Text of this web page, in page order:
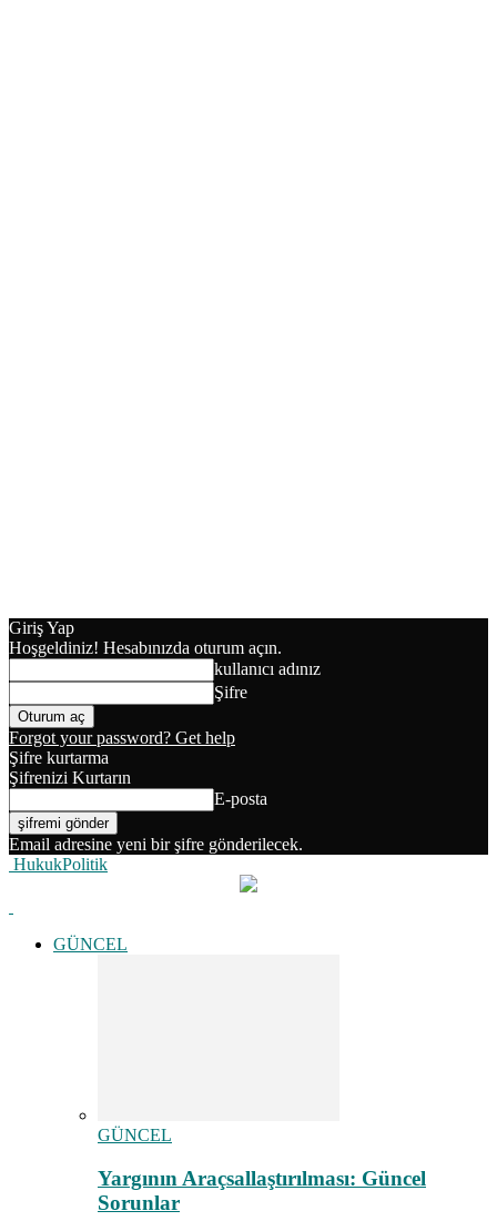
Giriş Yap
Hoşgeldiniz! Hesabınızda oturum açın.
kullanıcı adınız
Şifre
Forgot your password? Get help
Şifre kurtarma
Şifrenizi Kurtarın
E-posta
Email adresine yeni bir şifre gönderilecek.
HukukPolitik
GÜNCEL
GÜNCEL
Yargının Araçsallaştırılması: Güncel
Sorunlar